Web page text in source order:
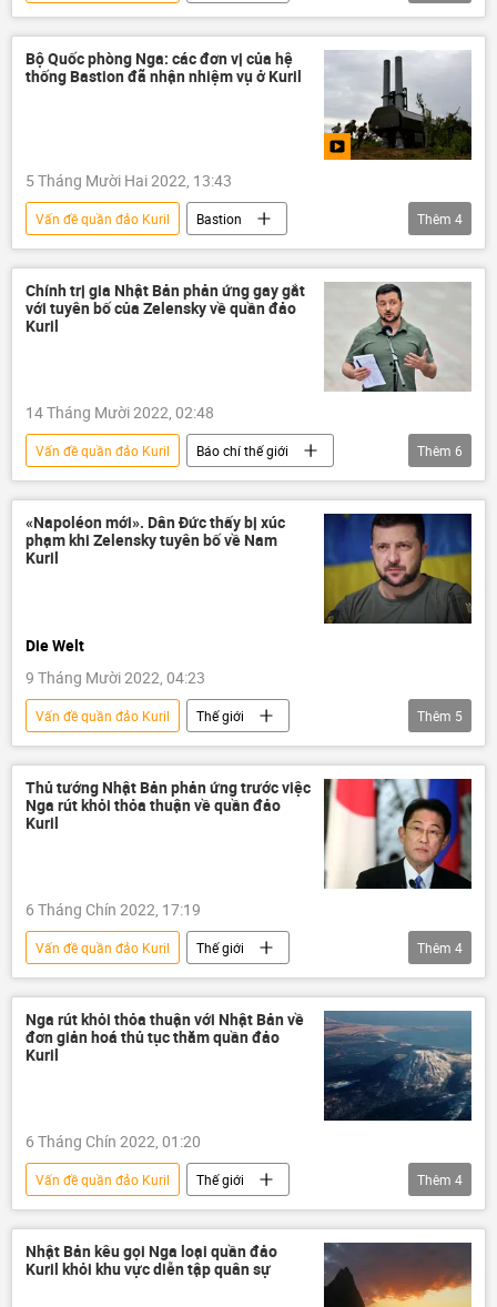
Trung Quốc
Nhật Bản
quần đảo Kuril
tranh chấp lãnh thổ
xung đột
Chính trị
Bộ Quốc phòng Nga: các đơn vị của hệ
thống Bastion đã nhận nhiệm vụ ở Kuril
5 Tháng Mười Hai 2022, 13:43
Vấn đề quần đảo Kuril
Bastion
Hải quân Nga
Bộ Quốc phòng Nga
Quân sự
quần đảo Kuril
Thêm 4
Chính trị gia Nhật Bản phản ứng gay gắt
với tuyên bố của Zelensky về quần đảo
Kuril
14 Tháng Mười 2022, 02:48
Vấn đề quần đảo Kuril
Báo chí thế giới
Vladimir Zelensky
Chính trị
Thế giới
Nga
Nhật Bản
quần đảo Kuril
Thêm 6
«Napoléon mới». Dân Đức thấy bị xúc
phạm khi Zelensky tuyên bố về Nam
Kuril
Die Welt
9 Tháng Mười 2022, 04:23
Vấn đề quần đảo Kuril
Thế giới
Nhật Bản
Ukraina
Cuộc khủng hoảng ở Ukraina
Vladimir Zelensky
Chính trị
Thêm 5
Thủ tướng Nhật Bản phản ứng trước việc
Nga rút khỏi thỏa thuận về quần đảo
Kuril
6 Tháng Chín 2022, 17:19
Vấn đề quần đảo Kuril
Thế giới
Nhật Bản
Nga
Fumio Kishida
quần đảo Kuril
xung đột
Thêm 4
Nga rút khỏi thỏa thuận với Nhật Bản về
đơn giản hoá thủ tục thăm quần đảo
Kuril
6 Tháng Chín 2022, 01:20
Vấn đề quần đảo Kuril
Thế giới
Chính trị
Nhật Bản
Nga
quần đảo Kuril
xung đột
Thêm 4
Nhật Bản kêu gọi Nga loại quần đảo
Kuril khỏi khu vực diễn tập quân sự